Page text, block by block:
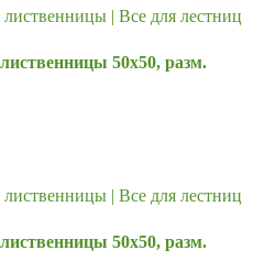
50х50, разм.
50х50, разм.